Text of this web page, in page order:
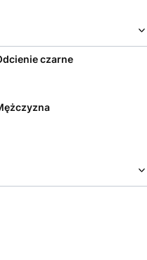
czarne